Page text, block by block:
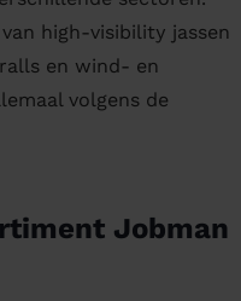
high-visibility jassen
en wind- en
volgens de
Jobman